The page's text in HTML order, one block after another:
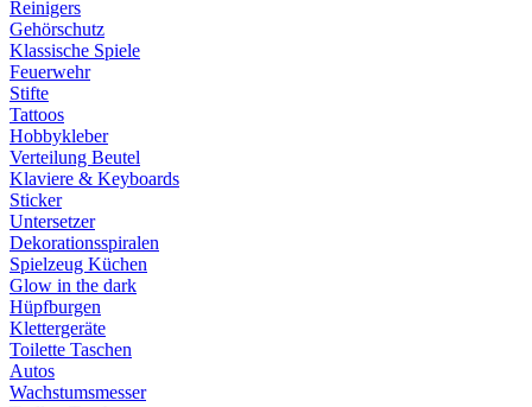
Reinigers
Gehörschutz
Klassische Spiele
Feuerwehr
Stifte
Tattoos
Hobbykleber
Verteilung Beutel
Klaviere & Keyboards
Sticker
Untersetzer
Dekorationsspiralen
Spielzeug Küchen
Glow in the dark
Hüpfburgen
Klettergeräte
Toilette Taschen
Autos
Wachstumsmesser